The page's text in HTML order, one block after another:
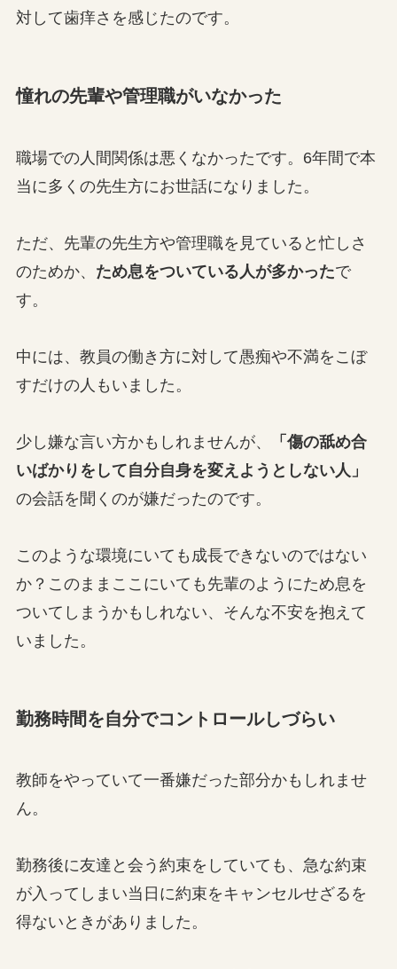
対して歯痒さを感じたのです。
憧れの先輩や管理職がいなかった
職場での人間関係は悪くなかったです。6年間で本
当に多くの先生方にお世話になりました。
ただ、先輩の先生方や管理職を見ていると忙しさ
のためか、 ため息をついている人が多かったで
す。
中には、教員の働き方に対して愚痴や不満をこぼ
すだけの人もいました。
少し嫌な言い方かもしれませんが、
「傷の舐め合
いばかりをして自分自身を変えようとしない人」
の会話を聞くのが嫌だったのです。
このような環境にいても成長できないのではない
か？このままここにいても先輩のようにため息を
ついてしまうかもしれない、そんな不安を抱えて
いました。
勤務時間を自分でコントロールしづらい
教師をやっていて一番嫌だった部分かもしれませ
ん。
勤務後に友達と会う約束をしていても、急な約束
が入ってしまい当日に約束をキャンセルせざるを
得ないときがありました。